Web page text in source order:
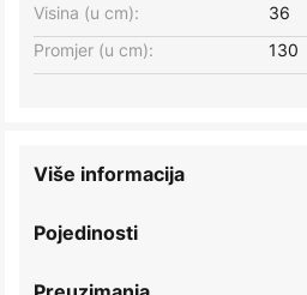
Visina (u cm):
36
Promjer (u cm):
130
Pojedinosti
Više informacija